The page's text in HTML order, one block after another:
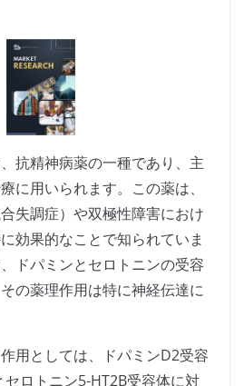
抗精神病薬の一種であり、主
に用いられます。この薬は、
失調症）や双極性障害におけ
効果的なことで知られていま
ドパミンとセロトニンの受容
の薬理作用は特に神経伝達に
用としては、ドパミンD2受容
ロトニン5-HT2B受容体に対